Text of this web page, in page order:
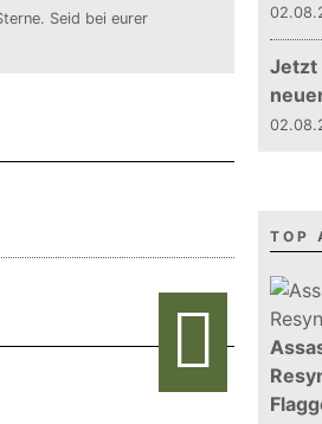
Seid bei eurer
Jetzt
TOP